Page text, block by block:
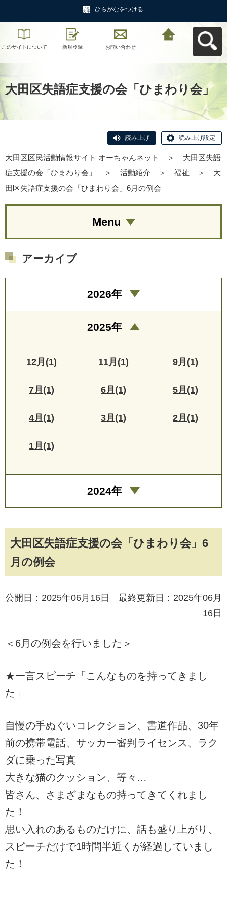
ひらがなをつける
このサイトについて 新規登録 お問い合わせ
大田区失語症支援の会「ひまわり会」
読み上げ 読み上げ設定
大田区区民活動情報サイト オーちゃんネット ＞
大田区失語
症支援の会「ひまわり会」
＞ 活動紹介 ＞ 福祉 ＞
大
田区失語症支援の会「ひまわり会」6月の例会
大田区失語症支援の会「ひまわり会」6
月の例会
公開日：2025年06月16日 最終更新日：2025年06月
16日
＜6月の例会を行いました＞
★一言スピーチ「こんなものを持ってきまし
た」
自慢の手ぬぐいコレクション、書道作品、30年
前の携帯電話、サッカー審判ライセンス、ラク
ダに乗った写真
大きな猫のクッション、等々…
皆さん、さまざまなもの持ってきてくれまし
た！
思い入れのあるものだけに、話も盛り上がり、
スピーチだけで1時間半近くが経過していまし
た！
Menu
アーカイブ
2026年
2025年
12月(1) 11月(1) 9月(1)
7月(1) 6月(1) 5月(1)
4月(1) 3月(1) 2月(1)
1月(1)
2024年